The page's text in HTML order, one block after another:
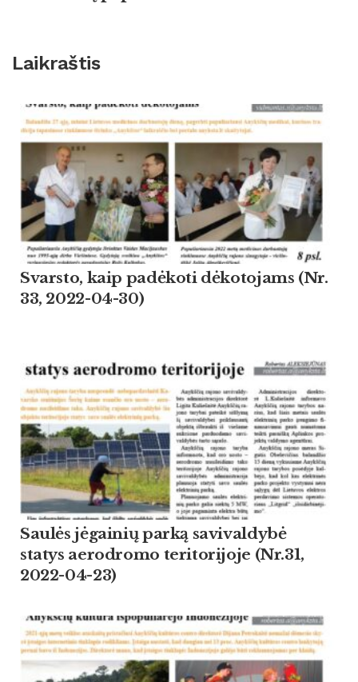
Laikraštis
Svarsto, kaip padėkoti dėkotojams (Nr.
33, 2022-04-30)
Saulės jėgainių parką savivaldybė
statys aerodromo teritorijoje (Nr.31,
2022-04-23)